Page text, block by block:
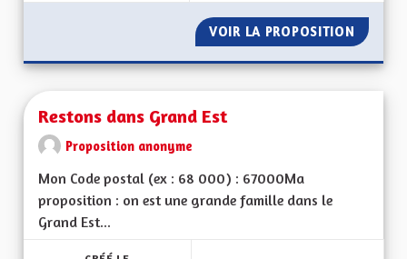
VOIR LA PROPOSITION
Restons dans Grand Est
Proposition anonyme
Mon Code postal (ex : 68 000) : 67000Ma
proposition : on est une grande famille dans le
Grand Est...